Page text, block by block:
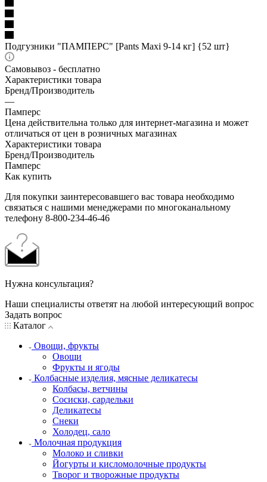
Подгузники "ПАМПЕРС" [Pants Maxi 9-14 кг] {52 шт}
Самовывоз - бесплатно
Характеристики товара
Бренд/Производитель
—
Памперс
Цена действительна только для интернет-магазина и может
отличаться от цен в розничных магазинах
Характеристики товара
Бренд/Производитель
Памперс
Как купить
Для покупки заинтересовавшего вас товара необходимо
связаться с нашими менеджерами по многоканальному
телефону 8-800-234-46-46
Нужна консультация?
Наши специалисты ответят на любой интересующий вопрос
Задать вопрос
Каталог
Овощи, фрукты
Овощи
Фрукты и ягоды
Колбасные изделия, мясные деликатесы
Колбасы, ветчины
Сосиски, сардельки
Деликатесы
Снеки
Холодец, сало
Молочная продукция
Молоко и сливки
Йогурты и кисломолочные продукты
Творог и творожные продукты